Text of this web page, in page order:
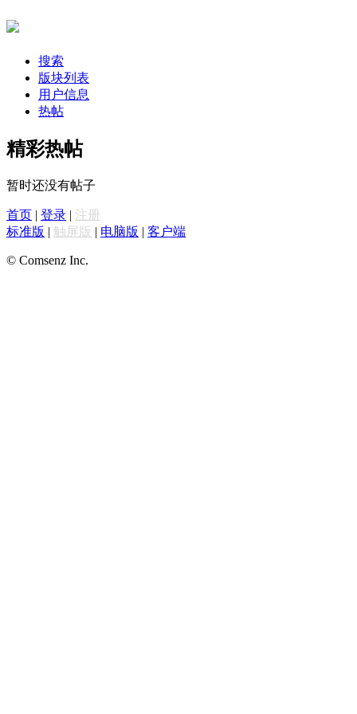
搜索
版块列表
用户信息
热帖
精彩热帖
暂时还没有帖子
首页 | 登录 | 注册
标准版 | 触屏版 | 电脑版 | 客户端
© Comsenz Inc.